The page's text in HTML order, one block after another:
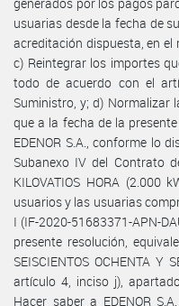
usuarias desde la fecha de
acreditación dispuesta, en el
c) Reintegrar los importes
todo de acuerdo con el
Suministro, y; d) Normalizar
que a la fecha de la
EDENOR S.A., conforme lo
Subanexo IV del Contrato
KILOVATIOS HORA
usuarios y las usuarias
I (IF-2020-51683371-APN-
presente resolución,
SEISCIENTOS OCHENTA
artículo 4, inciso j),
Hacer saber a EDENOR